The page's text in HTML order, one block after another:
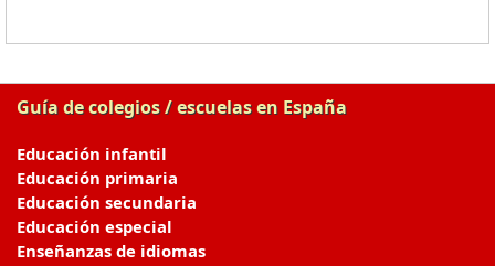
Guía de colegios / escuelas en España
Educación infantil
Educación primaria
Educación secundaria
Educación especial
Enseñanzas de idiomas